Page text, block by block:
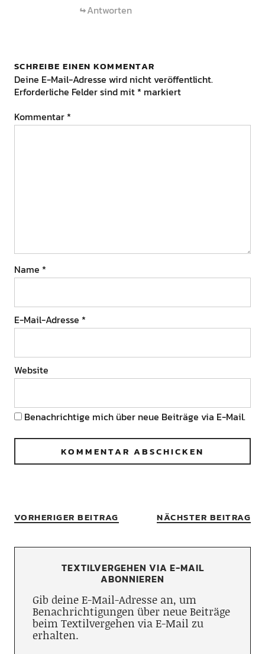
Antworten
SCHREIBE EINEN KOMMENTAR
Deine E-Mail-Adresse wird nicht veröffentlicht.
Erforderliche Felder sind mit * markiert
Kommentar *
Name *
E-Mail-Adresse *
Website
Benachrichtige mich über neue Beiträge via E-Mail.
VORHERIGER BEITRAG NÄCHSTER BEITRAG
TEXTILVERGEHEN VIA E-MAIL
ABONNIEREN
Gib deine E-Mail-Adresse an, um
Benachrichtigungen über neue Beiträge
beim Textilvergehen via E-Mail zu
erhalten.